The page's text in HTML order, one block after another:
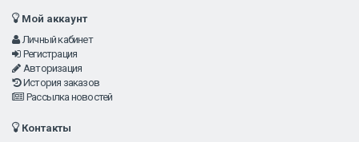
Мой аккаунт
Личный кабинет
Регистрация
Авторизация
История заказов
Рассылка новостей
Контакты